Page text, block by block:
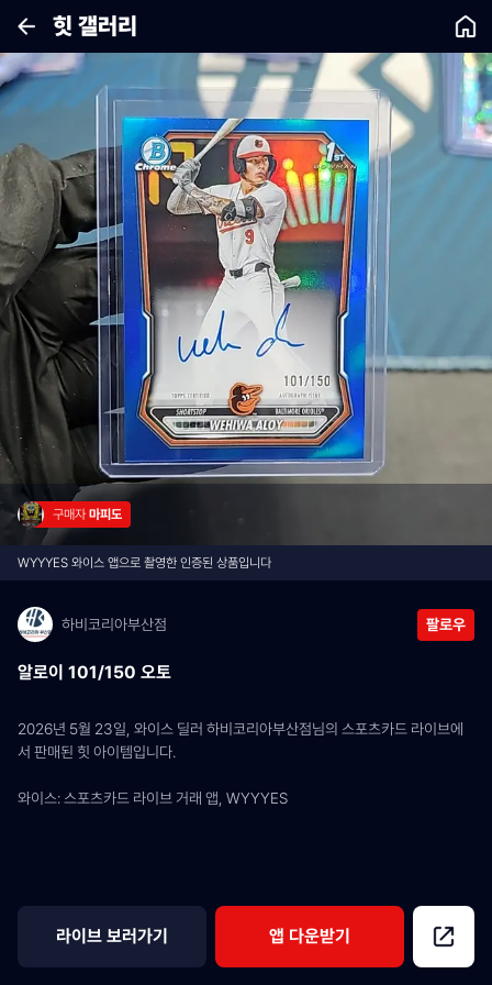
힛 갤러리
구매자 마피도
WYYYES 와이스 앱으로 촬영한 인증된 상품입니다
하비코리아부산점 팔로우
알로이 101/150 오토
2026년 5월 23일, 와이스 딜러 하비코리아부산점님의 스포츠카드 라이브에
서 판매된 힛 아이템입니다.
와이스: 스포츠카드 라이브 거래 앱, WYYYES
라이브 보러가기 앱 다운받기